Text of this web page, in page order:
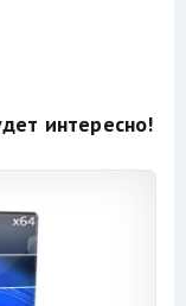
интересно!